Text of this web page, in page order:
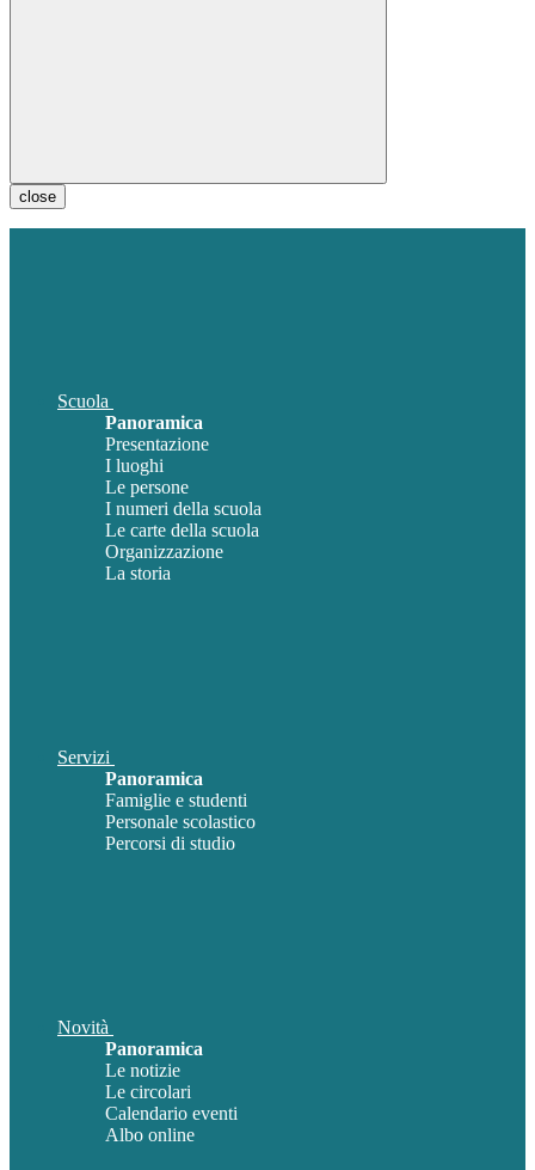
close
Scuola
Panoramica
Presentazione
I luoghi
Le persone
I numeri della scuola
Le carte della scuola
Organizzazione
La storia
Servizi
Panoramica
Famiglie e studenti
Personale scolastico
Percorsi di studio
Novità
Panoramica
Le notizie
Le circolari
Calendario eventi
Albo online